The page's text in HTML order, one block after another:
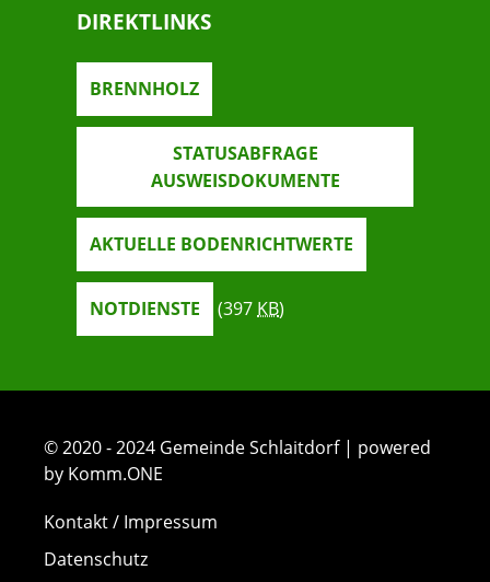
DIREKTLINKS
BRENNHOLZ
STATUSABFRAGE
AUSWEISDOKUMENTE
AKTUELLE BODENRICHTWERTE
NOTDIENSTE (397 KB)
© 2020 - 2024 Gemeinde Schlaitdorf | powered
by Komm.ONE
Kontakt / Impressum
Datenschutz